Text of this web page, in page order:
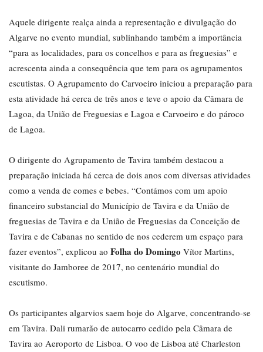
Aquele dirigente realça ainda a representação e divulgação do
Algarve no evento mundial, sublinhando também a importância
“para as localidades, para os concelhos e para as freguesias” e
acrescenta ainda a consequência que tem para os agrupamentos
escutistas. O Agrupamento do Carvoeiro iniciou a preparação para
esta atividade há cerca de três anos e teve o apoio da Câmara de
Lagoa, da União de Freguesias e Lagoa e Carvoeiro e do pároco
de Lagoa.
O dirigente do Agrupamento de Tavira também destacou a
preparação iniciada há cerca de dois anos com diversas atividades
como a venda de comes e bebes. “Contámos com um apoio
financeiro substancial do Município de Tavira e da União de
freguesias de Tavira e da União de Freguesias da Conceição de
Tavira e de Cabanas no sentido de nos cederem um espaço para
fazer eventos”, explicou ao Folha do Domingo Vítor Martins,
visitante do Jamboree de 2017, no centenário mundial do
escutismo.
Os participantes algarvios saem hoje do Algarve, concentrando-se
em Tavira. Dali rumarão de autocarro cedido pela Câmara de
Tavira ao Aeroporto de Lisboa. O voo de Lisboa até Charleston